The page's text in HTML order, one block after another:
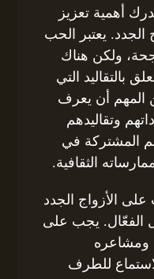
أهمية تعزيز
الجدد. يعتبر الحب
ولكن هناك
بالتقاليد التي
المهم أن يعرف
وتقاليدهم
المشتركة في
الثقافية.
الأزواج الجدد
الفعّال. يجب على
ومشاعره
للطرف